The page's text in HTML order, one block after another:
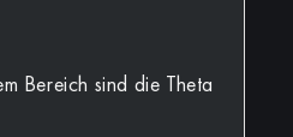
Bereich sind die Theta